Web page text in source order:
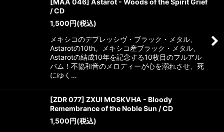
[MAA 046] Astarot - Woods of the Spirit Grief
/ CD
1,500円(税込)
メキシコのデプレッシヴ・ブラック・メタル、
Astarotの10th。メキシコ産ブラック・メタル、
Astarotの結成10年を記念する10枚目のフルアル
バム！不協和音のメロディーが心を溺れさせ、死
にゆく…
[ZDR 077] ZXUI MOSKVHA - Bloody
Remembrance of the Noble Sun / CD
1,500円(税込)